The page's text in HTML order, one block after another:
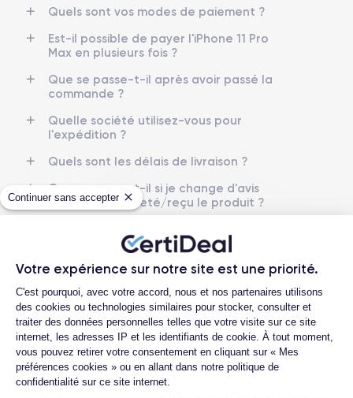
Continuer sans accepter
Votre expérience sur notre site est une priorité.
Plateforme de Gestion du
C'est pourquoi, avec votre accord, nous et nos partenaires utilisons
des cookies ou technologies similaires pour stocker, consulter et
traiter des données personnelles telles que votre visite sur ce site
internet, les adresses IP et les identifiants de cookie. À tout moment,
vous pouvez retirer votre consentement en cliquant sur « Mes
préférences cookies » ou en allant dans notre politique de
confidentialité sur ce site internet.Axeptio consent
Puce A13 Bionic
Nom GPU
GPU 4 cœurs
Fréq. processeur
Caméra
Résolution vidéo
4K - 3840 x 2160 px Oui, minimum 18W
Batterie Type de SIM
Nano-SIM + eSIM
Débloqué
Oui, tous opérateurs
Pour découvrir en détail toutes les caractéristiques de ce
smartphone, consulter la fiche technique de l'iPhone 11 Pro Max.
Quels sont vos modes de paiement ?
Est-il possible de payer l'iPhone 11 Pro
Max en plusieurs fois ?
Que se passe-t-il après avoir passé la
commande ?
Quelle société utilisez-vous pour
l'expédition ?
Quels sont les délais de livraison ?
Que se passe-t-il si je change d'avis
après avoir acheté/reçu le produit ?
Comment contacter le service client ?
Avec4.6/5
Certideal est en tête des sites de